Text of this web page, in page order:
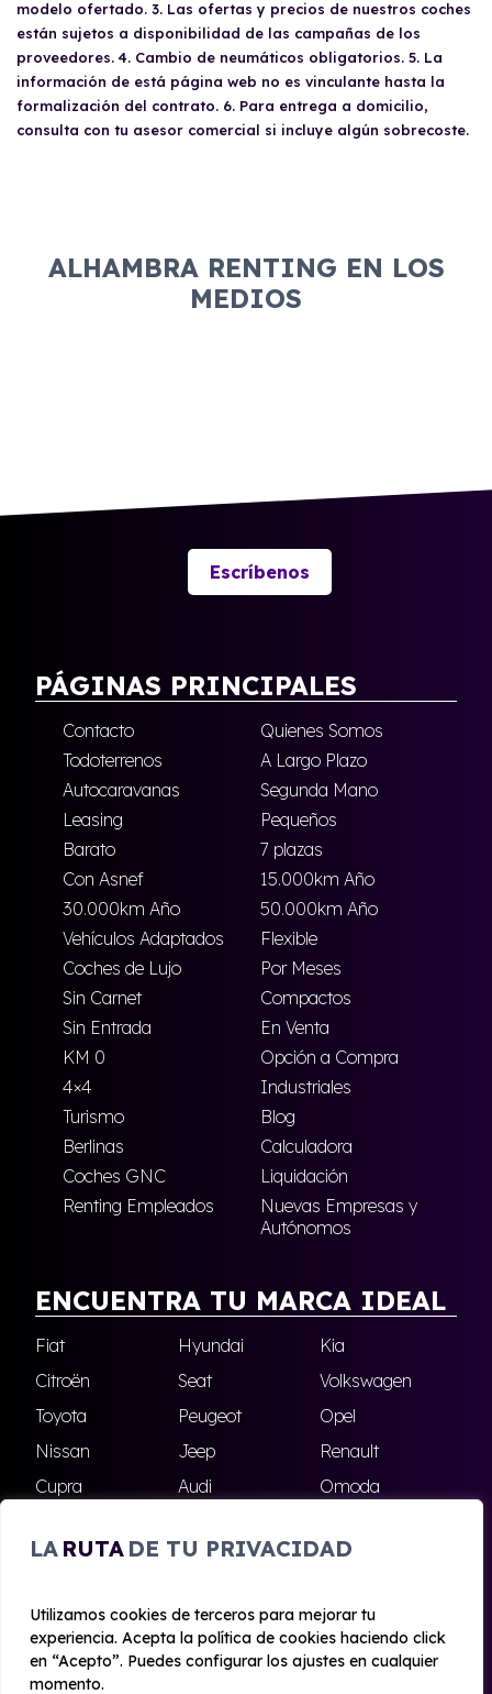
LA RUTA DE TU PRIVACIDAD
Utilizamos cookies de terceros para mejorar tu
experiencia. Acepta la política de cookies haciendo click
en “Acepto”. Puedes configurar los ajustes en cualquier
momento.
modelo ofertado. 3. Las ofertas y precios de nuestros coches
están sujetos a disponibilidad de las campañas de los
proveedores. 4. Cambio de neumáticos obligatorios. 5. La
información de está página web no es vinculante hasta la
formalización del contrato. 6. Para entrega a domicilio,
consulta con tu asesor comercial si incluye algún sobrecoste.
ALHAMBRA RENTING EN LOS
MEDIOS
Escríbenos
PÁGINAS PRINCIPALES
Contacto
Quienes Somos
Todoterrenos
A Largo Plazo
Autocaravanas
Segunda Mano
Leasing
Pequeños
Barato
7 plazas
Con Asnef
15.000km Año
30.000km Año
50.000km Año
Vehículos Adaptados
Flexible
Coches de Lujo
Por Meses
Sin Carnet
Compactos
Sin Entrada
En Venta
KM 0
Opción a Compra
4×4
Industriales
Turismo
Blog
Berlinas
Calculadora
Coches GNC
Liquidación
Renting Empleados
Nuevas Empresas y
Autónomos
ENCUENTRA TU MARCA IDEAL
Fiat Hyundai
Kia
Citroën
Seat
Volkswagen
Toyota
Peugeot
Opel
Nissan
Jeep
Renault
Cupra
Audi
Omoda
Skoda
Ford Todas las marcas
© 2020 - 2026 Alhambra Renting
Aviso legal y Privacidad